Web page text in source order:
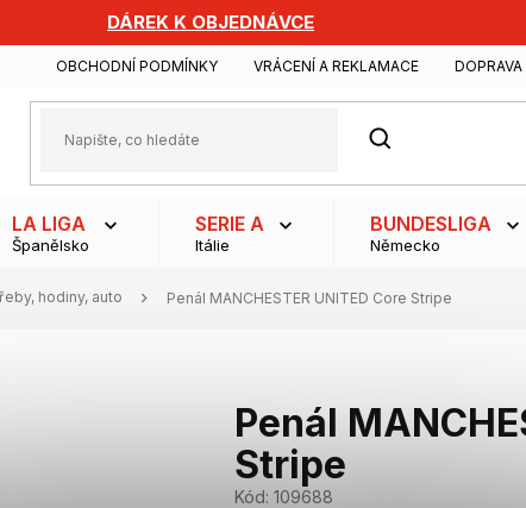
DÁREK K OBJEDNÁVCE
OBCHODNÍ PODMÍNKY VRÁCENÍ A REKLAMACE
HLEDAT
LA LIGA
Španělsko
SERIE A
Itálie
BUNDESLIGA
Německo
hodiny, auto Penál MANCHESTER UNITED Core Stripe
Penál
Stripe
Kód: 109688